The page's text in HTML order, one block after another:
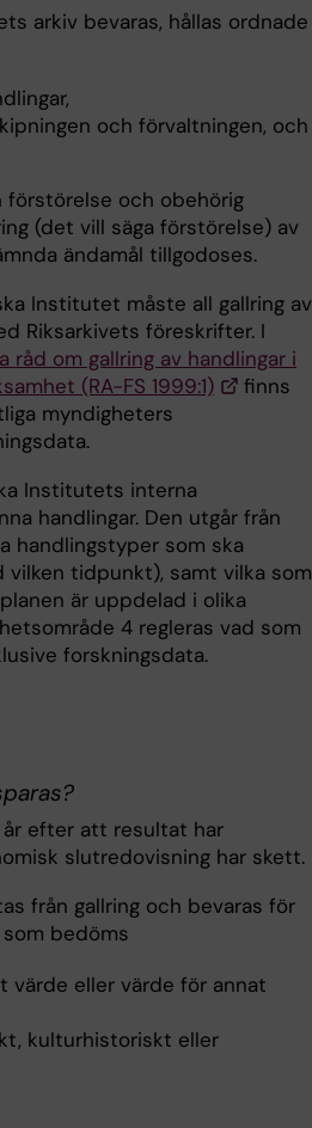
arkiv bevaras, hållas ordnade
och förvaltningen, och
förstörelse och obehörig
(det vill säga förstörelse) av
ändamål tillgodoses.
Institutet måste all gallring av
Riksarkivets föreskrifter. I
råd om gallring av handlingar i
(RA-FS 1999:1)
finns
myndigheters
Institutets interna
handlingar. Den utgår från
handlingstyper som ska
vilken tidpunkt), samt vilka som
är uppdelad i olika
4 regleras vad som
forskningsdata.
år efter att resultat har
slutredovisning har skett.
från gallring och bevaras för
bedöms
eller värde för annat
kulturhistoriskt eller